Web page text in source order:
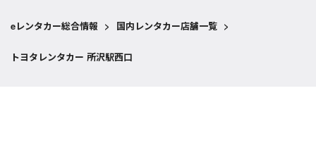
eレンタカー総合情報 > 国内レンタカー店舗一覧 >
トヨタレンタカー 所沢駅西口